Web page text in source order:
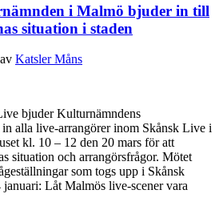
i Malmö bjuder in till
situation i staden
av Katsler Måns
bjuder Kulturnämndens
alla live-arrangörer inom Skånsk Live i
kl. 10 – 12 den 20 mars för att
situation och arrangörsfrågor. Mötet
som togs upp i Skånsk
januari: Låt Malmös live-scener vara